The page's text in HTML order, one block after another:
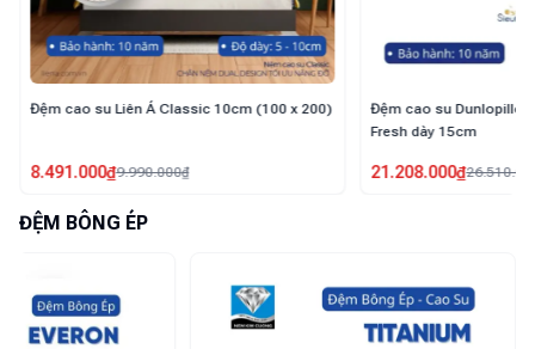
Đệm cao su Dunlopillo Latex World Neo
21.208.000₫26.510.000
Đệm cao su Dunlopillo
15.872.000₫
ĐỆM BÔNG ÉP